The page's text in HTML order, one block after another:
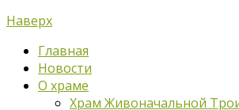
Наверх
Главная
Новости
О храме
Храм Живоначальной